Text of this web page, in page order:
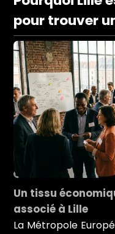
pour trouver
Un tissu
associé à Lille
La Métropole